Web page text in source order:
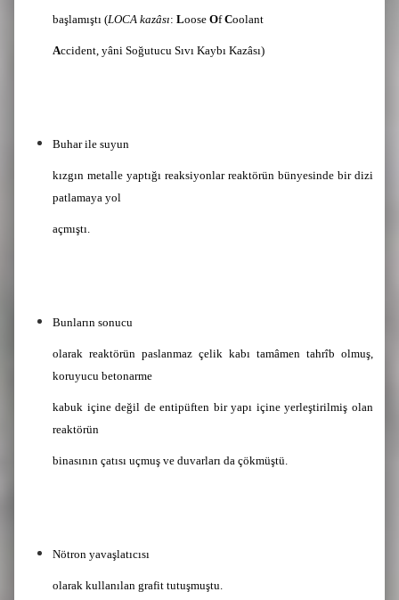
başlamıştı (LOCA kazâsı:LooseOfCoolant
Accident, yâni Soğutucu Sıvı Kaybı Kazâsı)
Buhar ile suyun
kızgın metalle yaptığı reaksiyonlar reaktörün bünyesinde bir dizi
patlamaya yol
açmıştı.
Bunların sonucu
olarak reaktörün paslanmaz çelik kabı tamâmen tahrîb olmuş,
koruyucu betonarme
kabuk içine değil de entipüften bir yapı içine yerleştirilmiş olan
reaktörün
binasının çatısı uçmuş ve duvarları da çökmüştü.
Nötron yavaşlatıcısı
olarak kullanılan grafit tutuşmuştu.